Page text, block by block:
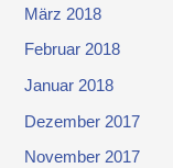
März 2018
Februar 2018
Januar 2018
Dezember 2017
November 2017